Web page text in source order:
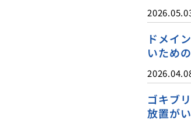
ドメイ
いため
ゴキブ
放置が